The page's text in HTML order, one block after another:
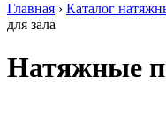
Главная › Каталог
для зала
Натяжные